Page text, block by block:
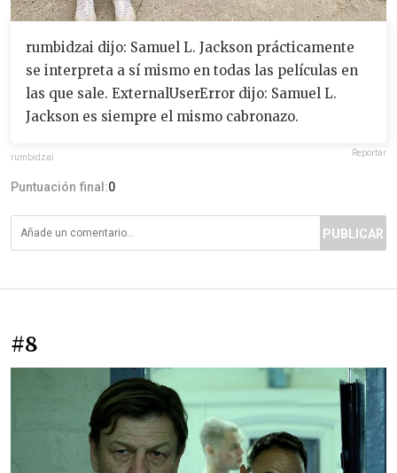
rumbidzai dijo: Samuel L. Jackson prácticamente
se interpreta a sí mismo en todas las películas en
las que sale. ExternalUserError dijo: Samuel L.
Jackson es siempre el mismo cabronazo.
rumbidzai Reportar
Puntuación final:0
PUBLICAR
#8